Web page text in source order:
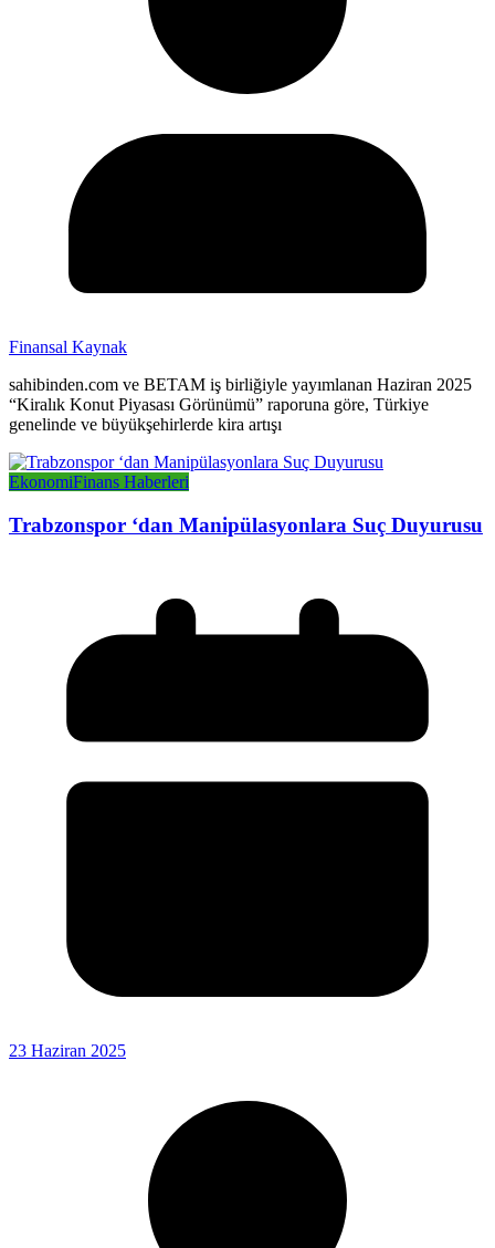
Finansal Kaynak
sahibinden.com ve BETAM iş birliğiyle yayımlanan Haziran 2025
“Kiralık Konut Piyasası Görünümü” raporuna göre, Türkiye
genelinde ve büyükşehirlerde kira artışı
EkonomiFinans Haberleri
Trabzonspor ‘dan Manipülasyonlara Suç Duyurusu
23 Haziran 2025